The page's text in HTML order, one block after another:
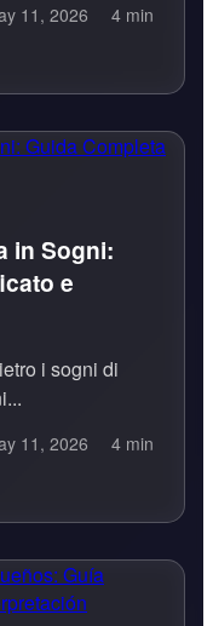
11, 2026
4 min
in Sogni:
e
i sogni di
11, 2026
4 min